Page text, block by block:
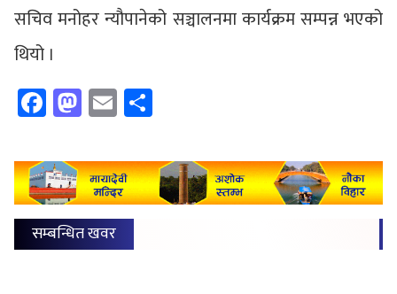
सचिव मनोहर न्यौपानेको सञ्चालनमा कार्यक्रम सम्पन्न भएको
थियो ।
Facebook
Mastodon
Email
सम्बन्धित खवर